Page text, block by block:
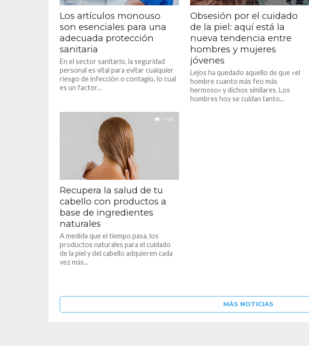
Los artículos monouso
son esenciales para una
adecuada protección
sanitaria
En el sector sanitario, la seguridad
personal es vital para evitar cualquier
riesgo de infección o contagio, lo cual
es un factor...
Obsesión por el cuidado
de la piel: aquí está la
nueva tendencia entre
hombres y mujeres
jóvenes
Lejos ha quedado aquello de que «el
hombre cuanto más feo más
hermoso» y dichos similares. Los
hombres hoy se cuidan tanto...
1.4K
Recupera la salud de tu
cabello con productos a
base de ingredientes
naturales
A medida que el tiempo pasa, los
productos naturales para el cuidado
de la piel y del cabello adquieren cada
vez más...
MÁS NOTICIAS